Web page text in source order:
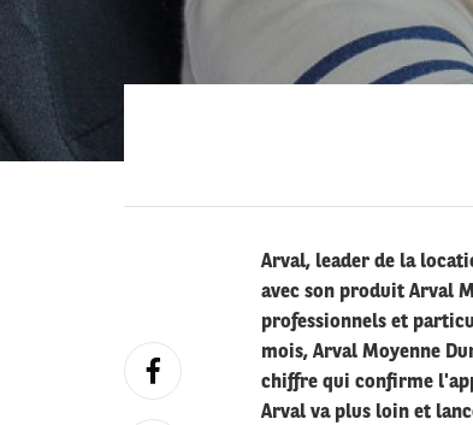
Arval, leader de la
avec son produit Arval
professionnels et
mois, Arval Moyenne
chiffre qui confirme
Arval va plus loin et